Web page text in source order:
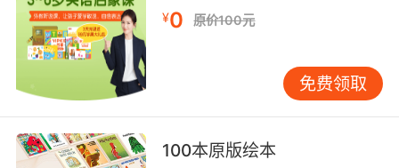
线上一节课的上课时间并不会像线下那么长，高
效利用孩子注意力最集中的时间，以趣味性的动
画吸引孩子，而一对一的教学模式，则使孩子课
学。
¥0 原价100元
免费领取
100本原版绘本